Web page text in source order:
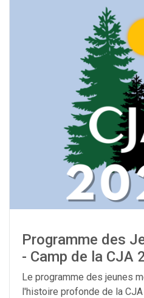
Programme des
- Camp de la CJA
Le programme des jeunes
l'histoire profonde de la